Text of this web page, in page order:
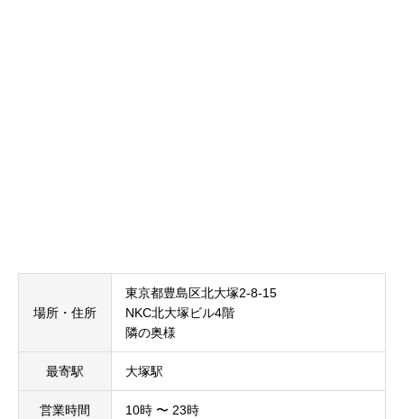
場所・住所
東京都豊島区北大塚2-8-15
NKC北大塚ビル4階
隣の奥様
最寄駅 大塚駅
営業時間 10時 〜 23時